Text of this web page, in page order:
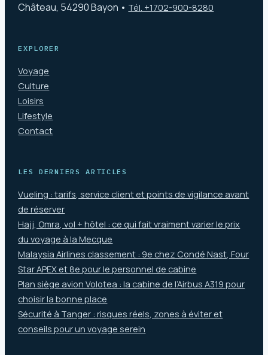
Château, 54290 Bayon • Tél. +1702-900-8280
EXPLORER
Voyage
Culture
Loisirs
Lifestyle
Contact
LES DERNIERS ARTICLES
Vueling : tarifs, service client et points de vigilance avant
de réserver
Hajj, Omra, vol + hôtel : ce qui fait vraiment varier le prix
du voyage à la Mecque
Malaysia Airlines classement : 9e chez Condé Nast, Four
Star APEX et 8e pour le personnel de cabine
Plan siège avion Volotea : la cabine de l’Airbus A319 pour
choisir la bonne place
Sécurité à Tanger : risques réels, zones à éviter et
conseils pour un voyage serein